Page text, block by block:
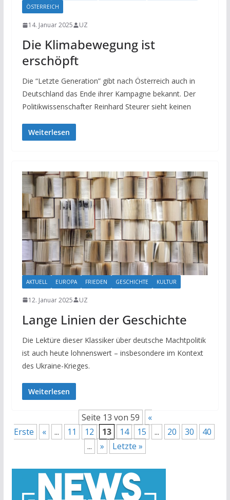
ÖSTERREICH
14. Januar 2025 UZ
Die Klimabewegung ist
erschöpft
Die “Letzte Generation” gibt nach Österreich auch in
Deutschland das Ende ihrer Kampagne bekannt. Der
Politikwissenschafter Reinhard Steurer sieht keinen
Weiterlesen
AKTUELL EUROPA FRIEDEN GESCHICHTE KULTUR
12. Januar 2025 UZ
Lange Linien der Geschichte
Die Lektüre dieser Klassiker über deutsche Machtpolitik
ist auch heute lohnenswert – insbesondere im Kontext
des Ukraine-Krieges.
Weiterlesen
Seite 13 von 59
«
Erste
« ... 11 12 13 14 15 ... 20 30
40
...
» Letzte »